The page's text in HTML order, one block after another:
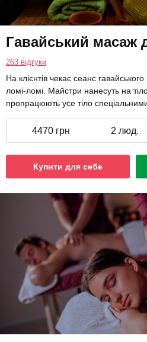
Гавайський масаж
263 відгуки
На клієнтів чекає сеанс
ломі-ломі. Майстри нанесуть на
пропрацюють усе тіло
4470 грн 2 люд.
Купити для себе